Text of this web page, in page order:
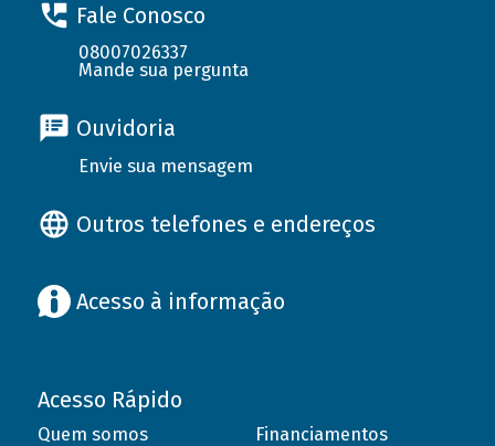
Fale Conosco
08007026337
Mande sua pergunta
Ouvidoria
Envie sua mensagem
Outros telefones e endereços
Acesso à informação
Acesso Rápido
Quem somos
Financiamentos